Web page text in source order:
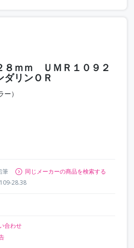
８ｍｍ ＵＭＲ１０９２
リンＯＲ
）
筆
同じメーカーの商品を検索する
28.38
合わせ